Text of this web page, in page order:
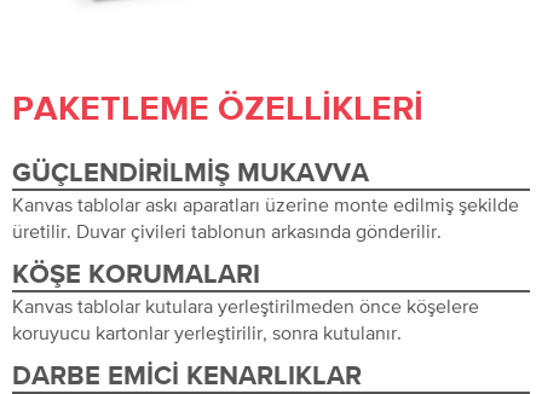
PAKETLEME ÖZELLIKLERI
GÜÇLENDIRILMIŞ MUKAVVA
Kanvas tablolar askı aparatları üzerine monte edilmiş şekilde
üretilir. Duvar çivileri tablonun arkasında gönderilir.
KÖŞE KORUMALARI
Kanvas tablolar kutulara yerleştirilmeden önce köşelere
koruyucu kartonlar yerleştirilir, sonra kutulanır.
DARBE EMICI KENARLIKLAR